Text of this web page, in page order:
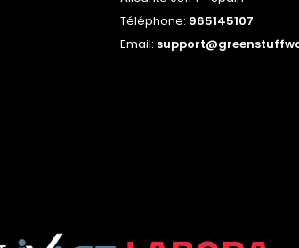
Téléphone: 965145107
Email: